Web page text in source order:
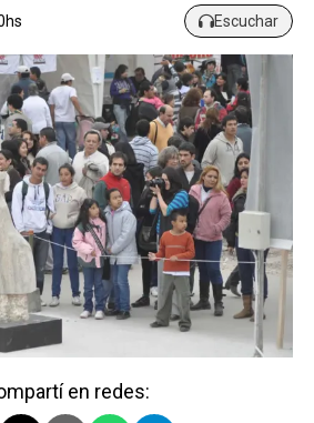
Escuchar
en redes: